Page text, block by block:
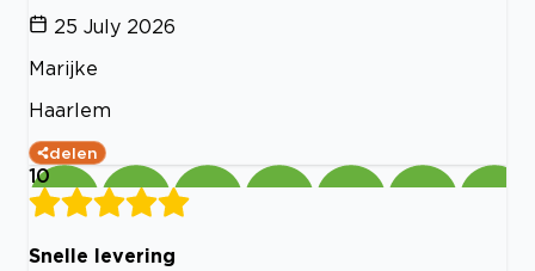
25 July 2026
Marijke
Haarlem
delen
10
Snelle levering